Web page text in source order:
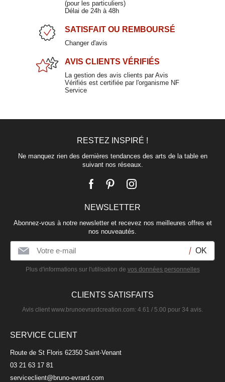
SCHUSS
6,90 €
Gobelet haut en verre 34cl
VESUVIO
9,70 €
(pour les particuliers)
Délai de 24h à 48h
SATISFAIT OU REMBOURSÉ
Changer d'avis
AVIS CLIENTS VÉRIFIÉS
La gestion des avis clients par Avis
Vérifiés est certifiée par l'organisme NF
Service
RESTEZ INSPIRÉ !
Ne manquez rien des dernières tendances des arts de la table en
suivant nos réseaux.
NEWSLETTER
Abonnez-vous à notre newsletter et recevez nos meilleures offres et
nos nouveautés.
Plus d'informations sur l'utilisation de vos données personnelles
CLIENTS SATISFAITS
Avis client www.brunoevrardcreation.com: 4.61 / 5.00 pour 34 avis.
SERVICE CLIENT
Route de St Floris 62350 Saint-Venant
03 21 63 17 81
serviceclient@bruno-evrard.com